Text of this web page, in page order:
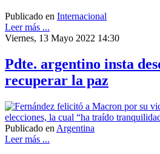
Publicado en Internacional
Leer más ...
Viernes, 13 Mayo 2022 14:30
Pdte. argentino insta
recuperar la paz
Publicado en Argentina
Leer más ...